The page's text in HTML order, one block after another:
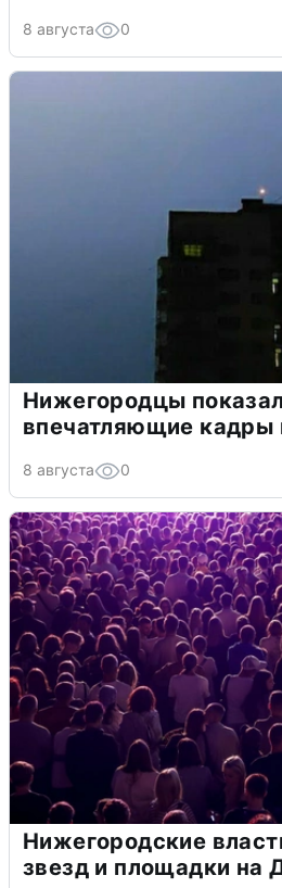
8 августа 0
Нижегородцы
впечатляющие кадры
8 августа 0
Нижегородские
звезд и площадки на